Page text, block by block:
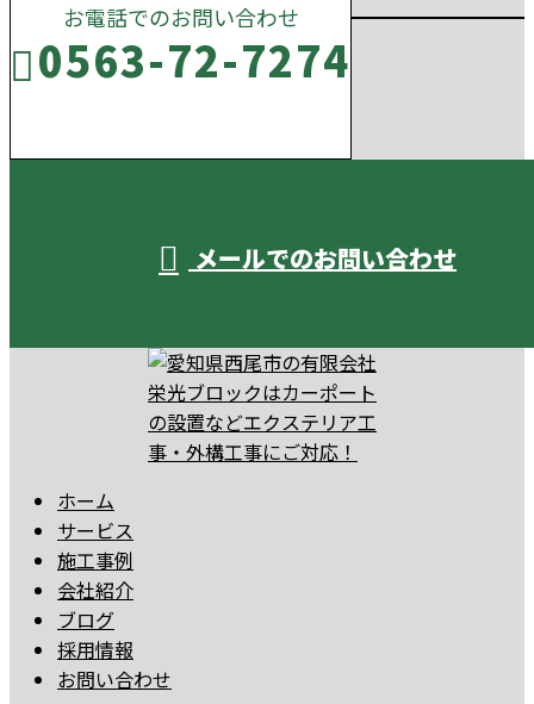
お電話でのお問い合わせ
0563-72-7274
メールでのお問い合わせ
ホーム
サービス
施工事例
会社紹介
ブログ
採用情報
お問い合わせ